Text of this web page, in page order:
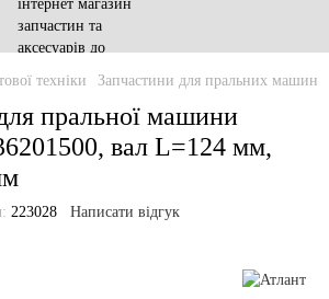
техніки Запчастини для пральних машин
пральної машини
вал L=124 мм,
223028 Написати відгук